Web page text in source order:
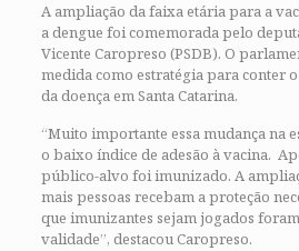
A ampliação da faixa etária para a
a dengue foi comemorada pelo
Vicente Caropreso (PSDB). O
medida como estratégia para conter
da doença em Santa Catarina.
“Muito importante essa mudança na
o baixo índice de adesão à vacina.
público-alvo foi imunizado. A
mais pessoas recebam a proteção
que imunizantes sejam jogados
validade”, destacou Caropreso.